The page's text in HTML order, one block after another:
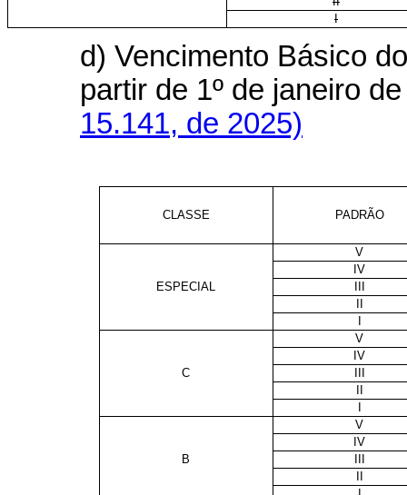
I
d) Vencimento Básico
partir de 1º de janeiro
15.141, de 2025)
CLASSE PADRÃO
ESPECIAL
V
IV
C
V
IV
B
V
IV